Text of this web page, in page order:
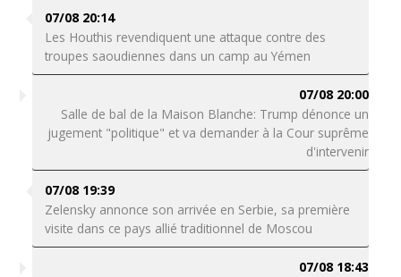
07/08 20:14
Les Houthis revendiquent une attaque contre des
troupes saoudiennes dans un camp au Yémen
07/08 20:00
Salle de bal de la Maison Blanche: Trump dénonce un
jugement "politique" et va demander à la Cour suprême
d'intervenir
07/08 19:39
Zelensky annonce son arrivée en Serbie, sa première
visite dans ce pays allié traditionnel de Moscou
07/08 18:43